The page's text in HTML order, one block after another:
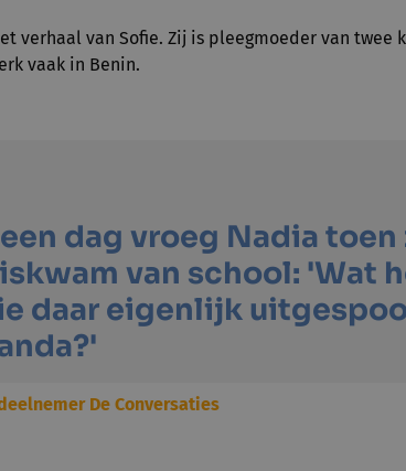
verhaal van Sofie. Zij is pleegmoeder van
vaak in Benin.
dag vroeg Nadia toen
van school: 'Wat
daar eigenlijk
De Conversaties